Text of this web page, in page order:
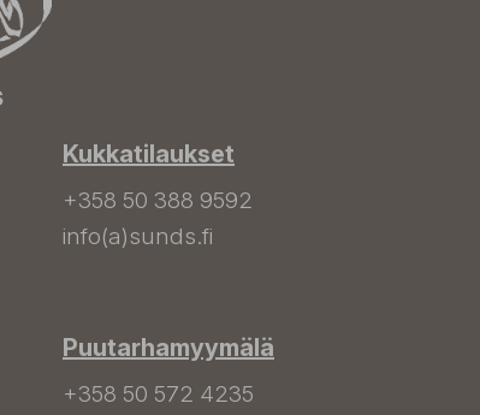
Kukkatilaukset
+358 50 388 9592
info(a)sunds.fi
Puutarhamyymälä
+358 50 572 4235